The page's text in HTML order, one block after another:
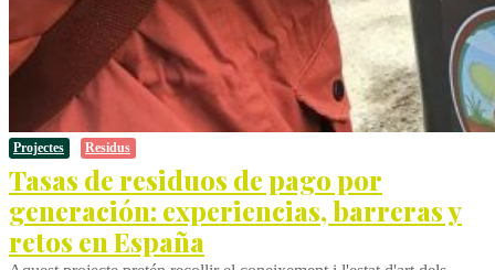
Projectes Residus
Tasas de residuos de pago por
generación: experiencias, barreras y
retos en España